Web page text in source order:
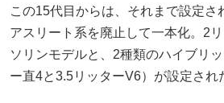
この15代目からは、それまで設定さ
アスリート系を廃止して一本化。2
ソリンモデルと、2種類のハイブリ
ー直4と3.5リッターV6）が設定され